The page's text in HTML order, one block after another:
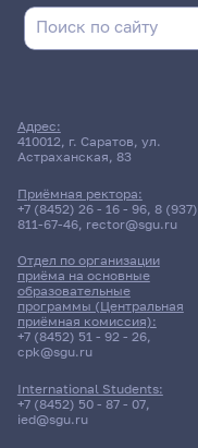
Адрес:
410012, г. Саратов, ул.
Астраханская, 83
Приёмная ректора:
+7 (8452) 26 - 16 - 96, 8 (937)
811-67-46, rector@sgu.ru
Отдел по организации
приёма на основные
образовательные
программы (Центральная
приёмная комиссия):
+7 (8452) 51 - 92 - 26,
cpk@sgu.ru
International Students:
+7 (8452) 50 - 87 - 07,
ied@sgu.ru